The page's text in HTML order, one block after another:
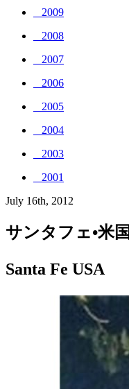
_ 2009
_ 2008
_ 2007
_ 2006
_ 2005
_ 2004
_ 2003
_ 2001
July 16th, 2012
サンタフェ•米国
Santa Fe USA